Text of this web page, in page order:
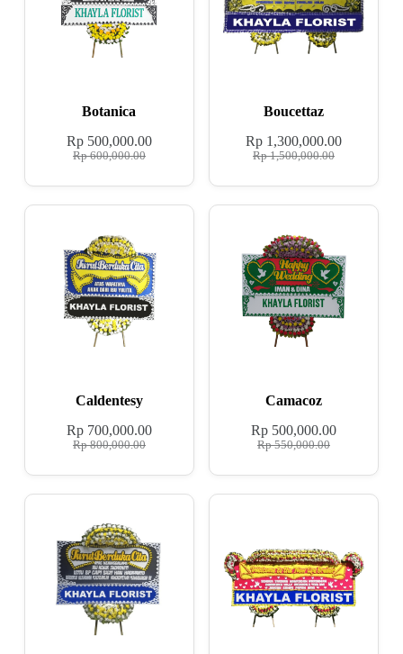
Botanica
Rp600,000.00
Rp500,000.00
Boucettaz
Rp1,500,000.00
Rp 1,300,000.00
Caldentesy
Rp800,000.00
Rp700,000.00
Camacoz
Rp550,000.00
Rp 500,000.00